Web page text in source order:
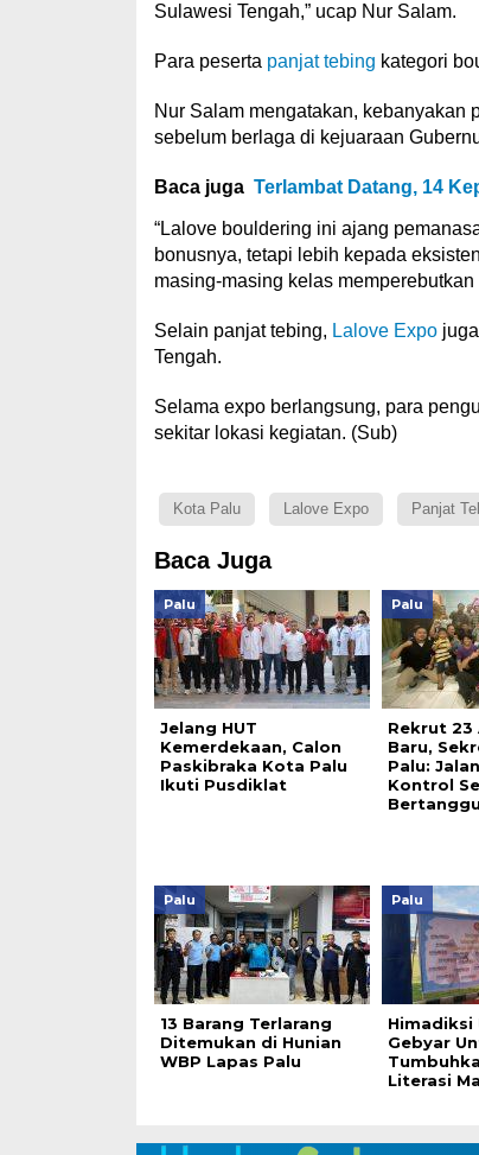
Sulawesi Tengah,” ucap Nur Salam.
Para peserta panjat tebing kategori
Nur Salam mengatakan, kebanyakan
sebelum berlaga di kejuaraan
Baca juga Terlambat Datang, 14
“Lalove bouldering ini ajang
bonusnya, tetapi lebih kepada
masing-masing kelas memperebutkan
Selain panjat tebing, Lalove Expojuga
Tengah.
Selama expo berlangsung, para
sekitar lokasi kegiatan. (Sub)
Kota Palu Lalove Expo Panjat
Baca Juga
Palu
Jelang HUT
Kemerdekaan, Calon
Paskibraka Kota Palu
Ikuti Pusdiklat
Palu
Rekrut
Baru,
Palu:
Kontrol
Palu
13 Barang Terlarang
Ditemukan di Hunian
WBP Lapas Palu
Palu
Himadiksi
Gebyar
Literasi